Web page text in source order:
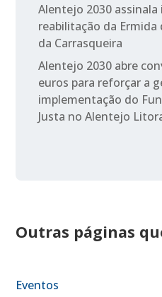
Alentejo 2030
reabilitação da Ermida
da Carrasqueira
Alentejo 2030 abre
euros para reforçar a
implementação do
Justa no Alentejo
Outras páginas
Eventos